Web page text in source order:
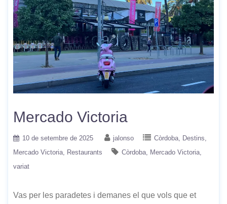
Mercado Victoria
10 de setembre de 2025 jalonso Còrdoba
Destins
Mercado Victoria
Restaurants Còrdoba
Mercado Victoria
variat
Vas per les paradetes i demanes el que vols que et